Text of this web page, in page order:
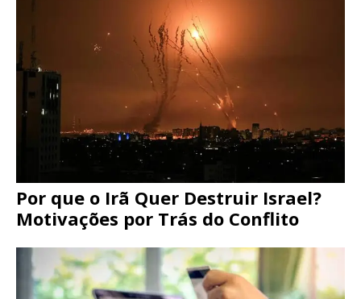
Por que o Irã Quer Destruir Israel?
Motivações por Trás do Conflito